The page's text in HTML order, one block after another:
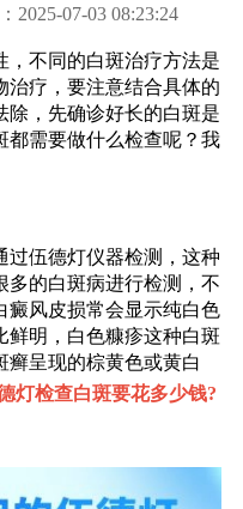
2025-07-03 08:23:24
不同的白斑治疗方法是
治疗，要注意结合具体的
除，先确诊好长的白斑是
都需要做什么检查呢？我
伍德灯仪器检测，这种
多的白斑病进行检测，不
癜风皮损常会显示纯白色
鲜明，白色糠疹这种白斑
癣呈现的棕黄色或黄白
灯检查白斑要花多少钱?